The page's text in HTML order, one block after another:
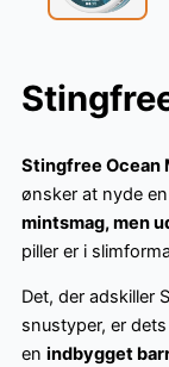
Stingfree Ocean
ønsker at nyde
mintsmag, men
piller er i
Det, der adskiller
snustyper, er
en indbygget